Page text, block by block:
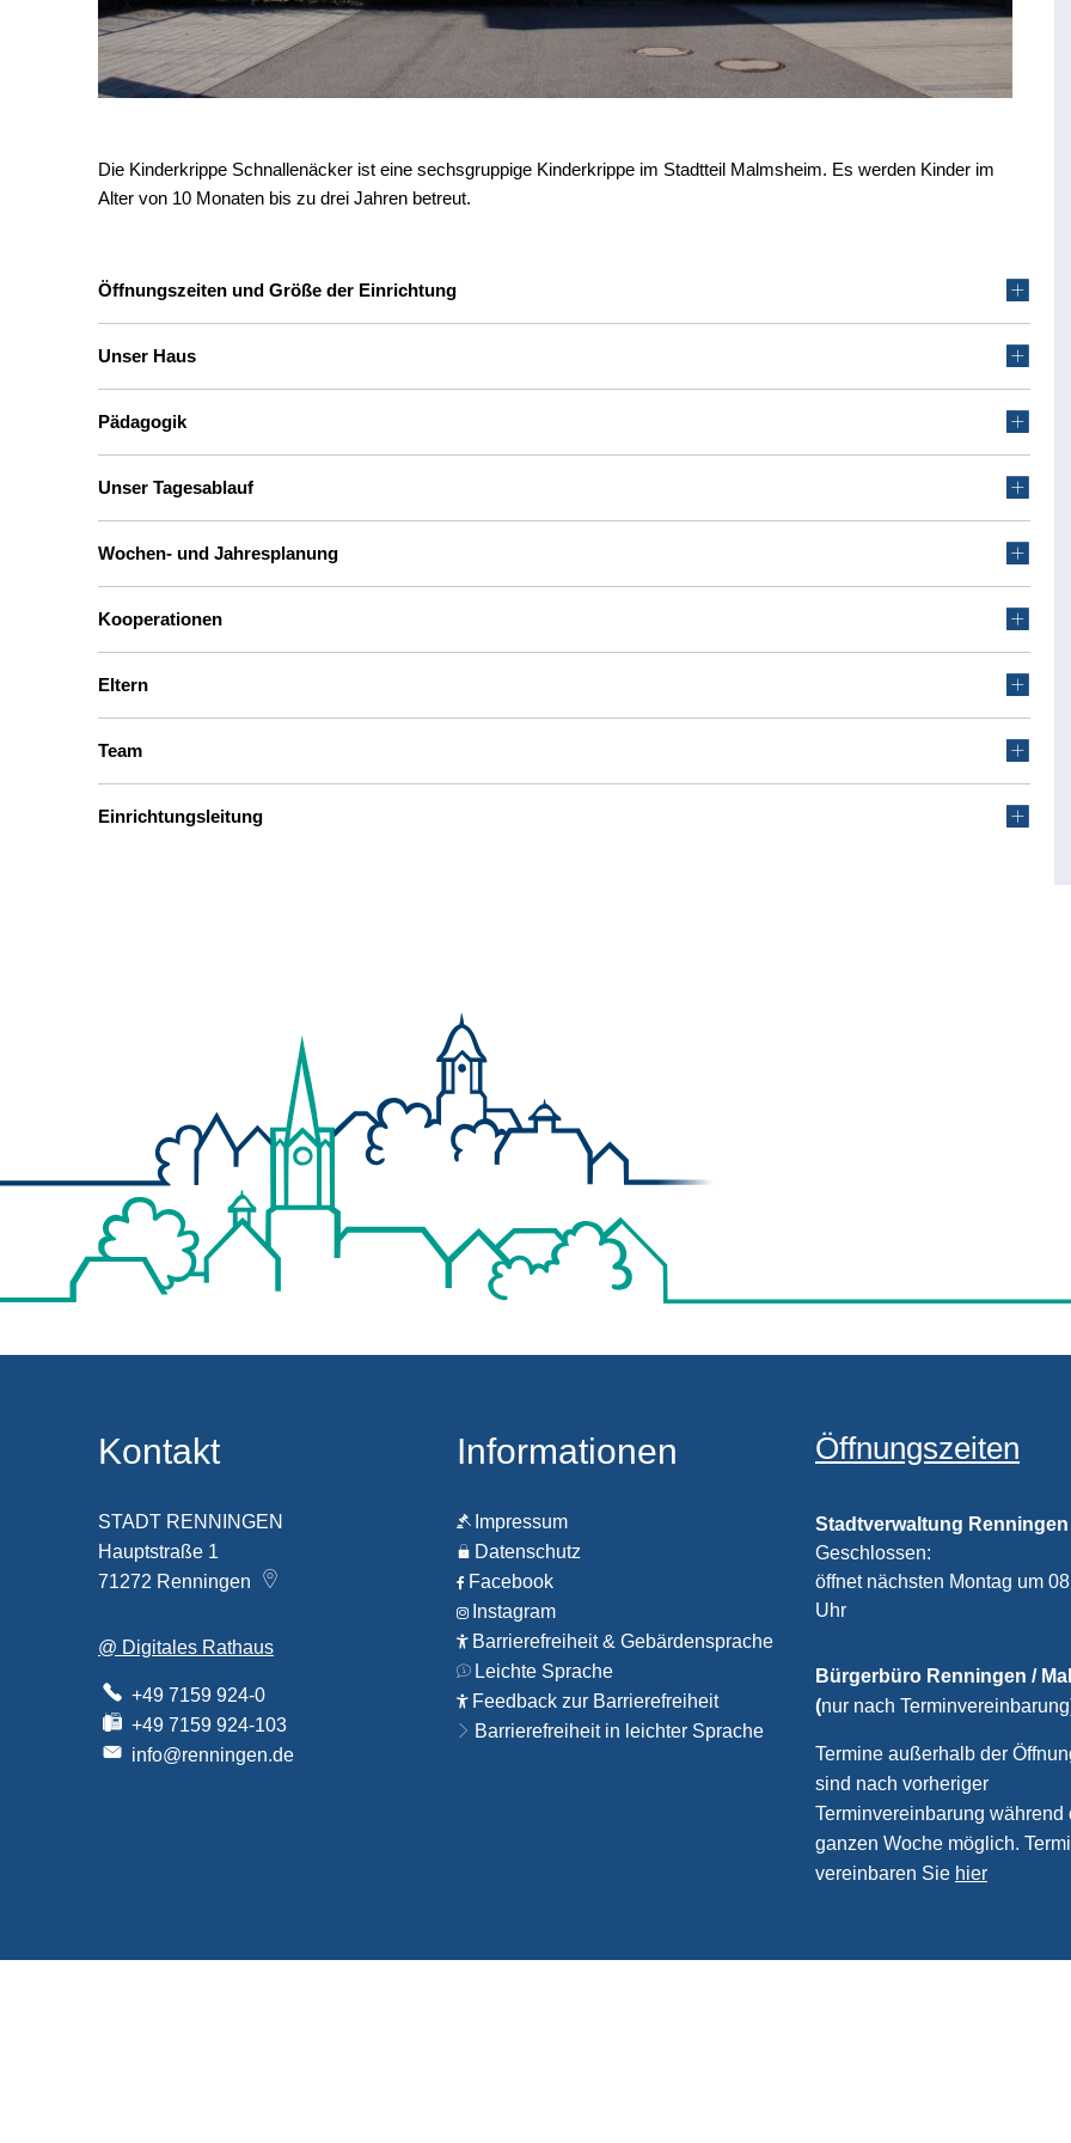
Die Kinderkrippe Schnallenäcker ist eine sechsgruppige Kinderkrippe im Stadtteil Malmsheim. Es werden Kinder im
Alter von 10 Monaten bis zu drei Jahren betreut.
Öffnungszeiten und Größe der Einrichtung
Unser Haus
Pädagogik
Unser Tagesablauf
Wochen- und Jahresplanung
Kooperationen
Eltern
Team
Einrichtungsleitung
Kontakt
STADT RENNINGEN
Hauptstraße 1
71272 Renningen
@ Digitales Rathaus
+49 7159 924-0
+49 7159 924-103
info@renningen.de
Informationen
Impressum
Datenschutz
Facebook
Instagram
Barrierefreiheit & Gebärdensprache
Leichte Sprache
Feedback zur Barrierefreiheit
Barrierefreiheit in leichter Sprache
Öffnungszeiten
Stadtverwaltung Renningen
Klicken, um weitere
Geschlossen:
öffnet nächsten Montag um
Uhr
Bürgerbüro Renningen /
(nur nach
Termine außerhalb der
sind nach vorheriger
Terminvereinbarung während
ganzen Woche möglich.
vereinbaren Sie hier